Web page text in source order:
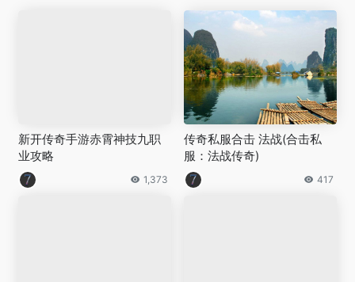
新开传奇手游赤霄神技九职
业攻略
1,373
传奇私服合击 法战(合击私
服：法战传奇)
417